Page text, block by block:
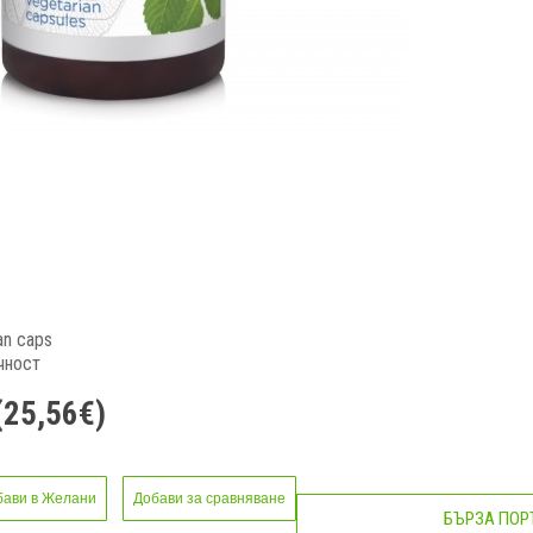
caps
в Желани Добави за сравняване
БЪРЗА